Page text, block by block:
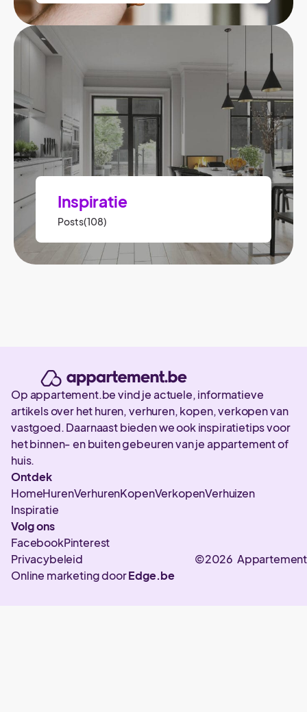
Inspiratie
Posts(108)
Op appartement.be vind je actuele, informatieve
artikels over het huren, verhuren, kopen, verkopen van
vastgoed. Daarnaast bieden we ook inspiratietips voor
het binnen- en buiten gebeuren van je appartement of
huis.
Ontdek
HomeHurenVerhurenKopenVerkopenVerhuizen
Inspiratie
Volg ons
FacebookPinterest
©2026
Privacybeleid
Online marketing doorEdge.be